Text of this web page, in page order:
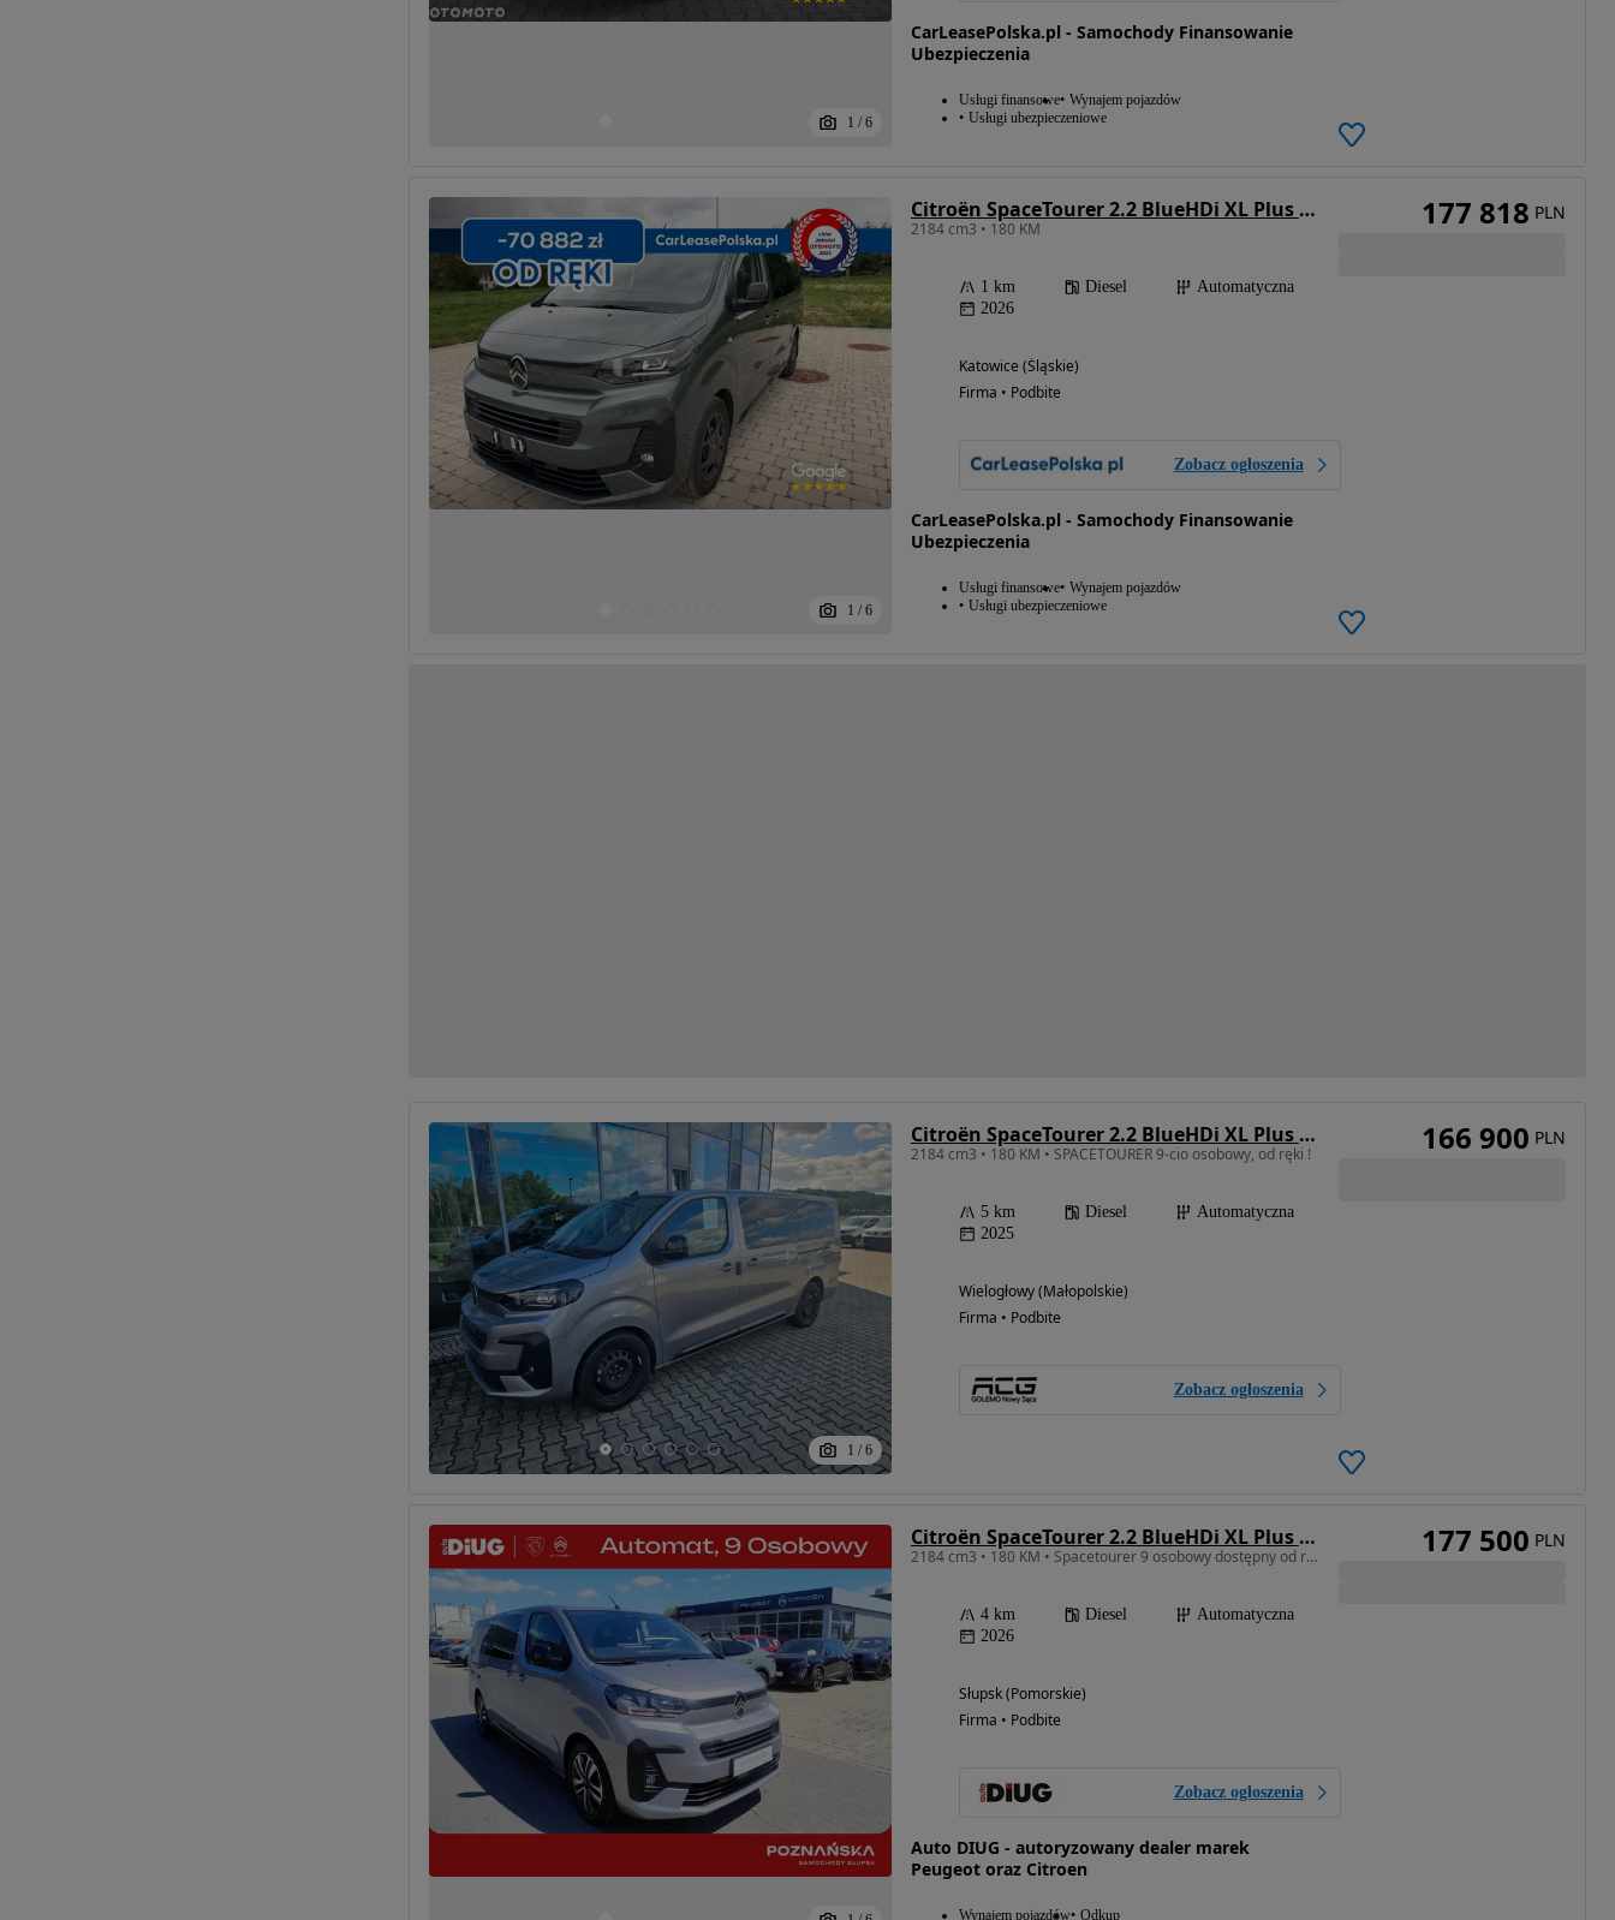
1 / 6
CarLeasePolska.pl - Samochody Finansowanie
Ubezpieczenia
Usługi finansowe Wynajem pojazdów
Usługi ubezpieczeniowe
1 / 6
Citroën SpaceTourer 2.2 BlueHDi XL Plus EAT8
2184 cm3 • 180 KM
1 km Diesel
Automatyczna
2026
Katowice (Śląskie)
Firma • Podbite
Zobacz ogłoszenia
CarLeasePolska.pl - Samochody Finansowanie
Ubezpieczenia
Usługi finansowe Wynajem pojazdów
Usługi ubezpieczeniowe
177 818 PLN
1 / 6
Citroën SpaceTourer 2.2 BlueHDi XL Plus EAT8
2184 cm3 • 180 KM • SPACETOURER 9-cio osobowy, od ręki !
5 km Diesel
Automatyczna
2025
Wielogłowy (Małopolskie)
Firma • Podbite
Zobacz ogłoszenia
166 900 PLN
Citroën SpaceTourer 2.2 BlueHDi XL Plus EAT8
2184 cm3 • 180 KM • Spacetourer 9 osobowy dostępny od ręki
4 km Diesel
Automatyczna
2026
Słupsk (Pomorskie)
Firma • Podbite
Zobacz ogłoszenia
Auto DIUG - autoryzowany dealer marek
Peugeot oraz Citroen
Wynajem pojazdów Odkup
177 500 PLN